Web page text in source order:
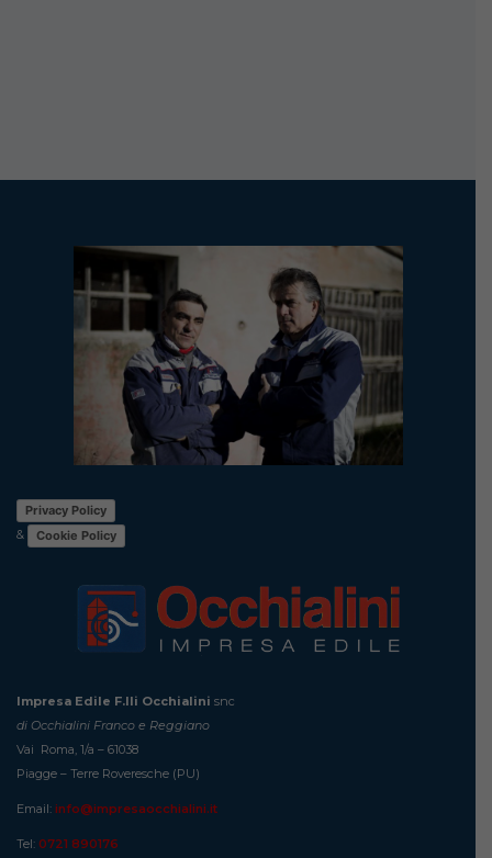
Privacy Policy
&
Cookie Policy
Impresa Edile F.lli Occhialini snc
di Occhialini Franco e Reggiano
Vai Roma, 1/a – 61038
Piagge – Terre Roveresche (PU)
Email: info@impresaocchialini.it
Tel: 0721 890176